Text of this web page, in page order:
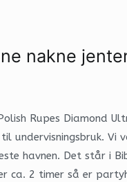
nakne
Rupes Diamond
undervisningsbruk.
havnen. Det står i
ca. 2 timer så er